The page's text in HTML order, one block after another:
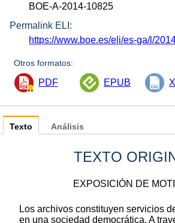
BOE-A-2014-10825
Permalink ELI:
https://www.boe.es/eli/es-ga/l/
Otros formatos:
PDF EPUB
Texto
TEXTO
EXPOSICIÓN DE
Los archivos constituyen servicios
en una sociedad democrática. A
Análisis